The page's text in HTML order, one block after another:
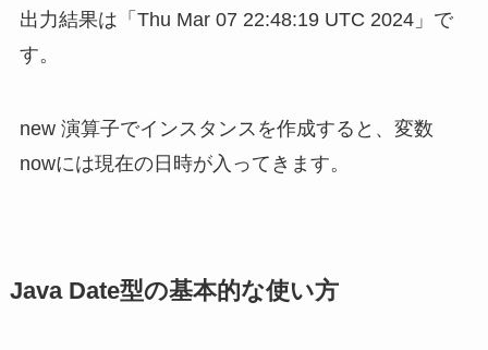
出力結果は「Thu Mar 07 22:48:19 UTC 2024」で
す。
new 演算子でインスタンスを作成すると、変数
nowには現在の日時が入ってきます。
Java Date型の基本的な使い方